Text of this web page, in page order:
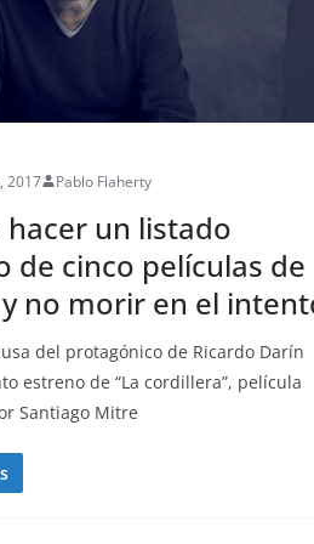
2017 Pablo Flaherty
hacer un listado
de cinco películas de
no morir en el
del protagónico de Ricardo Darín
estreno de “La cordillera”, película
Santiago Mitre